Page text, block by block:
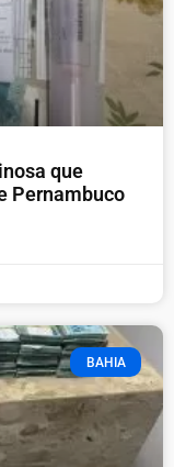
que
Pernambuco
BAHIA